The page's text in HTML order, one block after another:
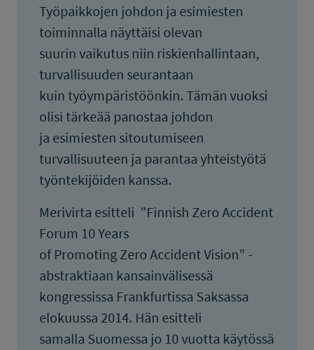
Työpaikkojen johdon ja esimiesten
toiminnalla näyttäisi olevan
suurin vaikutus niin riskienhallintaan,
turvallisuuden seurantaan
kuin työympäristöönkin. Tämän vuoksi
olisi tärkeää panostaa johdon
ja esimiesten sitoutumiseen
turvallisuuteen ja parantaa yhteistyötä
työntekijöiden kanssa.
Merivirta esitteli ”Finnish Zero Accident
Forum 10 Years
of Promoting Zero Accident Vision” -
abstraktiaan kansainvälisessä
kongressissa Frankfurtissa Saksassa
elokuussa 2014. Hän esitteli
samalla Suomessa jo 10 vuotta käytössä